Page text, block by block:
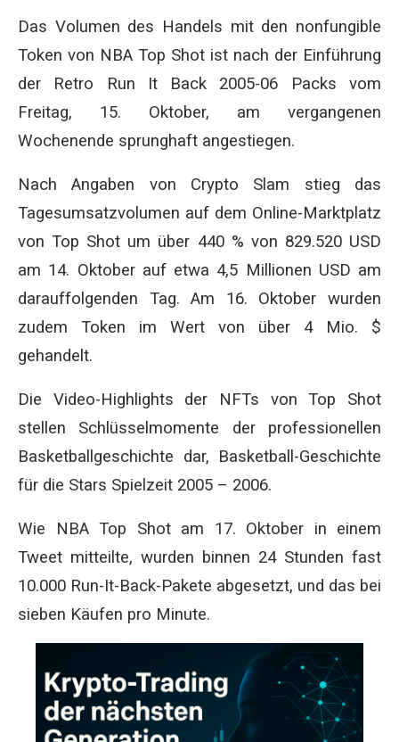
Das Volumen des Handels mit den nonfungible
Token von NBA Top Shot ist nach der Einführung
der Retro Run It Back 2005-06 Packs vom
Freitag, 15. Oktober, am vergangenen
Wochenende sprunghaft angestiegen.
Nach Angaben von Crypto Slam stieg das
Tagesumsatzvolumen auf dem Online-Marktplatz
von Top Shot um über 440 % von 829.520 USD
am 14. Oktober auf etwa 4,5 Millionen USD am
darauffolgenden Tag. Am 16. Oktober wurden
zudem Token im Wert von über 4 Mio. $
gehandelt.
Die Video-Highlights der NFTs von Top Shot
stellen Schlüsselmomente der professionellen
Basketballgeschichte dar, Basketball-Geschichte
für die Stars Spielzeit 2005 – 2006.
Wie NBA Top Shot am 17. Oktober in einem
Tweet mitteilte, wurden binnen 24 Stunden fast
10.000 Run-It-Back-Pakete abgesetzt, und das bei
sieben Käufen pro Minute.